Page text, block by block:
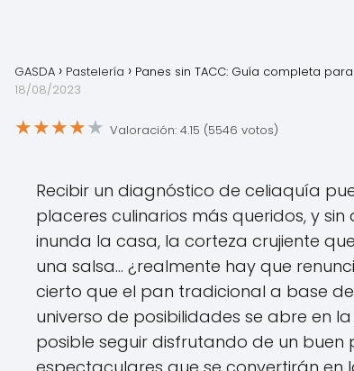
GASDA Pastelería
Panes sin TACC: Guía completa
18/08/2023
★★★★★ Valoración: 4.15 (5546 votos)
Recibir un diagnóstico de celiaquía
placeres culinarios más queridos, y
inunda la casa, la corteza crujiente
una salsa... ¿realmente hay que
cierto que el pan tradicional a base
universo de posibilidades se abre en
posible seguir disfrutando de un buen